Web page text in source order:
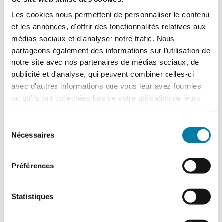
Les cookies nous permettent de personnaliser le contenu
et les annonces, d'offrir des fonctionnalités relatives aux
médias sociaux et d'analyser notre trafic. Nous
partageons également des informations sur l'utilisation de
notre site avec nos partenaires de médias sociaux, de
publicité et d'analyse, qui peuvent combiner celles-ci
avec d'autres informations que vous leur avez fournies
ou qu'ils ont collectées lors de votre utilisation de leurs
Nécessaires
Préférences
Statistiques
généralisé[11].
La reconnaissance de la souffrance des
collaborateurs victimes d’un imposteur-
harceleur est un enjeu fort. Identifier les
comportements déviants liés aux usages
numériques ou un contrôle managérial excessif
notamment, former les managers, sensibiliser
les équipes et agir rapidement en cas d’alerte
s’agira finalement de récompenser à leur juste
valeur les collaborateurs compétents et non
Au-delà d’un risque social pour la santé des
considéré le risque d’image et réputationnel (avis
négatifs sur les réseaux) lié à des contentieux ou